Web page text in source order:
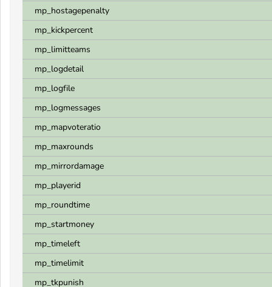
mp_hostagepenalty
mp_kickpercent
mp_limitteams
mp_logdetail
mp_logfile
mp_logmessages
mp_mapvoteratio
mp_maxrounds
mp_mirrordamage
mp_playerid
mp_roundtime
mp_startmoney
mp_timeleft
mp_timelimit
mp_tkpunish